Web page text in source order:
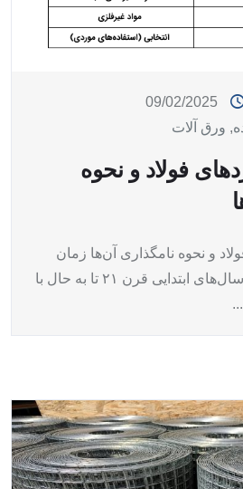
09/02/2025
, ورق آلات
فولاد و نحوه
و نحوه نامگذاری آن‌ها زمان
مطالعه: 6 دقیقه از سال‌های ابتدایی قرن ۲۱ تا به حال با